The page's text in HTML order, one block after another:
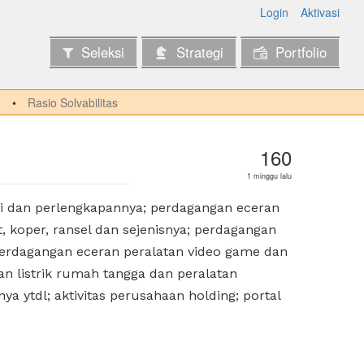
Login Aktivasi
Seleksi Strategi Portfolio
Rasio Solvabilitas
160
1 minggu lalu
perlengkapannya; perdagangan eceran
ransel dan sejenisnya; perdagangan
eceran peralatan video game dan
listrik rumah tangga dan peralatan
ytdl; aktivitas perusahaan holding; portal